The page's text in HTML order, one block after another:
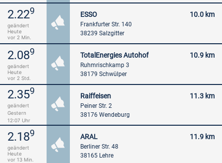
2.229
geändert
Heute
vor 2 Min.
ESSO 10.0 km
Frankfurter Str. 140
38239 Salzgitter
2.089
geändert
Heute
vor 2 Std.
TotalEnergies Autohof 10.9 km
Ruhmrischkamp 3
38179 Schwülper
2.359
geändert
Gestern
12:07 Uhr
Raiffeisen 11.3 km
Peiner Str. 2
38176 Wendeburg
2.189
geändert
Heute
vor 13 Min.
ARAL 11.9 km
Berliner Str. 48
38165 Lehre